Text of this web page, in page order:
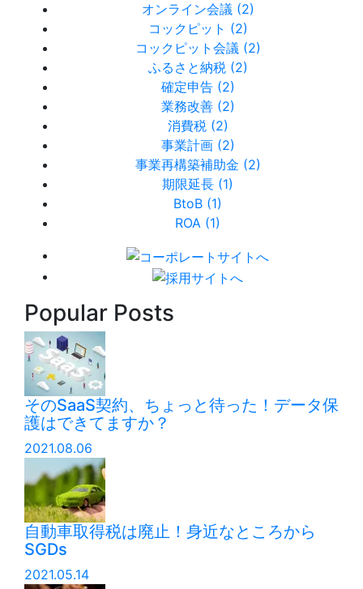
オンライン会議 (2)
コックピット (2)
コックピット会議 (2)
ふるさと納税 (2)
確定申告 (2)
業務改善 (2)
消費税 (2)
事業計画 (2)
事業再構築補助金 (2)
期限延長 (1)
BtoB (1)
ROA (1)
Popular Posts
そのSaaS契約、ちょっと待った！データ保
護はできてますか？
2021.08.06
自動車取得税は廃止！身近なところから
SGDs
2021.05.14